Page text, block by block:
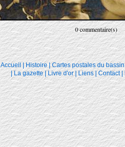
0 commentaire(s)
Accueil | Histoire | Cartes postales du bassin
La gazette| Livre d'or | Liens Contact